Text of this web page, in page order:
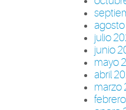
julio
junio
mayo
abril
marzo